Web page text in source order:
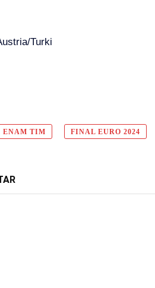
Turki
ENAM TIM FINAL EURO 2024